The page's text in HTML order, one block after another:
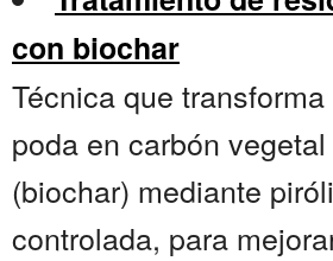
con biochar
Técnica que
poda en carbón
(biochar) mediante
controlada, para